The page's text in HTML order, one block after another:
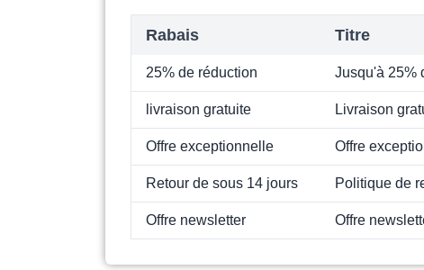
Rabais Titre
25% de réduction Jusqu'à 25%
livraison gratuite Livraison
Offre exceptionnelle Offre
Retour de sous 14 jours Politique de
Offre newsletter Offre